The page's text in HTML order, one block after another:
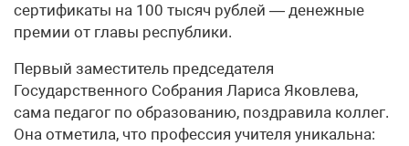
сертификаты на 100 тысяч рублей — денежные
премии от главы республики.
Первый заместитель председателя
Государственного Собрания Лариса Яковлева,
сама педагог по образованию, поздравила коллег.
Она отметила, что профессия учителя уникальна: